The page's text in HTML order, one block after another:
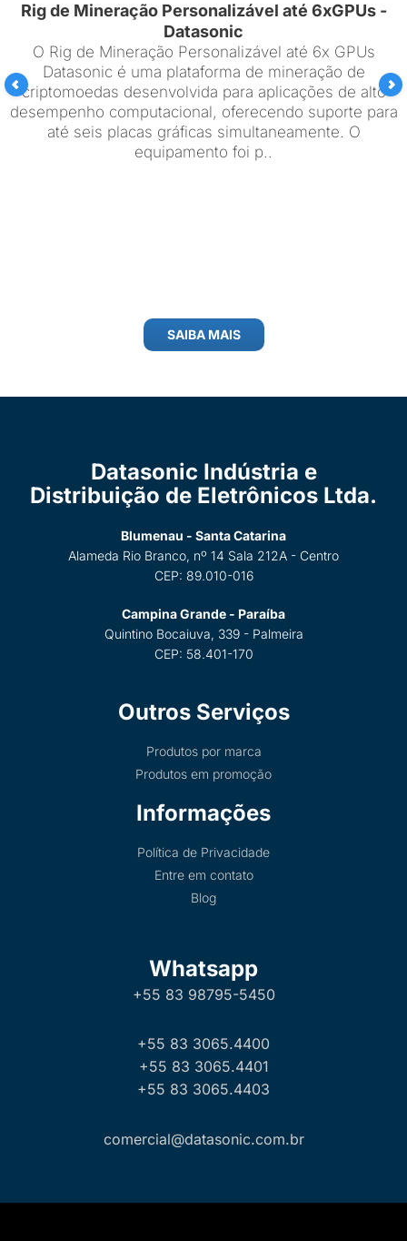
Rig de Mineração Personalizável até 6xGPUs -
Datasonic
O Rig de Mineração Personalizável até 6x GPUs
Datasonic é uma plataforma de mineração de
criptomoedas desenvolvida para aplicações de alto
desempenho computacional, oferecendo suporte para
até seis placas gráficas simultaneamente. O
equipamento foi p..
SAIBA MAIS
Datasonic Indústria e
Distribuição de Eletrônicos Ltda.
Blumenau - Santa Catarina
Alameda Rio Branco, nº 14 Sala 212A - Centro
CEP: 89.010-016
Campina Grande - Paraíba
Quintino Bocaiuva, 339 - Palmeira
CEP: 58.401-170
Outros Serviços
Produtos por marca
Produtos em promoção
Informações
Política de Privacidade
Entre em contato
Blog
Whatsapp
+55 83 98795-5450
+55 83 3065.4400
+55 83 3065.4401
+55 83 3065.4403
comercial@datasonic.com.br